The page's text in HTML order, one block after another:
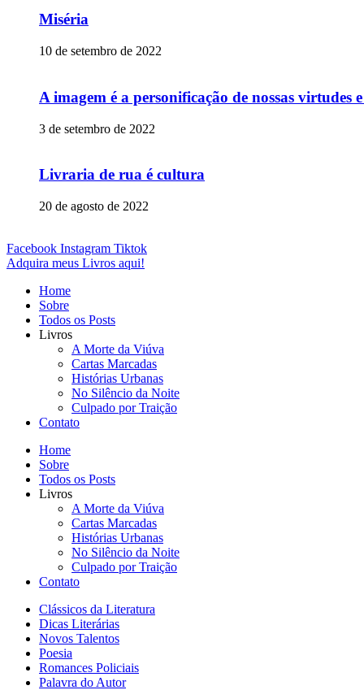
Miséria
10 de setembro de 2022
A imagem é a personificação de nossas virtudes
3 de setembro de 2022
Livraria de rua é cultura
20 de agosto de 2022
Facebook Instagram Tiktok
Adquira meus Livros aqui!
Home
Sobre
Todos os Posts
Livros
A Morte da Viúva
Cartas Marcadas
Histórias Urbanas
No Silêncio da Noite
Culpado por Traição
Contato
Home
Sobre
Todos os Posts
Livros
A Morte da Viúva
Cartas Marcadas
Histórias Urbanas
No Silêncio da Noite
Culpado por Traição
Contato
Clássicos da Literatura
Dicas Literárias
Novos Talentos
Poesia
Romances Policiais
Palavra do Autor